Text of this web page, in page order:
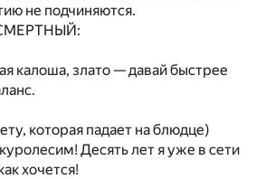
не подчиняются.
калоша, злато — давай быстрее
которая падает на блюдце)
Десять лет я уже в сети
хочется!